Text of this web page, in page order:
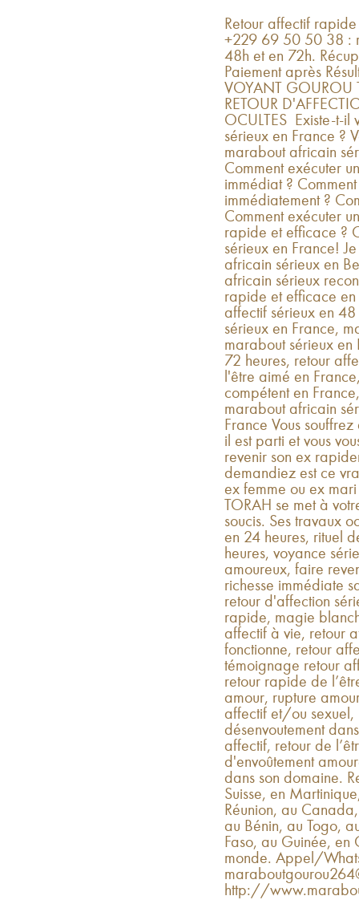
Retour affectif
+229 69 50 50 38 :
48h et en 72h.
Paiement après
VOYANT GOUROU
RETOUR
OCULTES Existe-t-il
sérieux en France ?
marabout africain
Comment exécuter
immédiat ?
immédiatement ?
Comment exécuter
rapide et efficace ?
sérieux en France!
africain sérieux en
africain sérieux
rapide et efficace
affectif sérieux en
sérieux en France,
marabout sérieux en
72 heures, retour
l'être aimé en
compétent en
marabout africain
France Vous
il est parti et vous
revenir son ex
demandiez est ce
ex femme ou ex
TORAH se met à
soucis. Ses travaux
en 24 heures, rituel
heures, voyance
amoureux, faire
richesse immédiate
retour d'affection
rapide, magie
affectif à vie, retour
fonctionne, retour
témoignage retour
retour rapide de
amour, rupture
affectif et/ou sexuel,
désenvoutement
affectif, retour de
d'envoûtement
dans son domaine.
Suisse, en
Réunion, au
au Bénin, au Togo,
Faso, au Guinée, en
monde. Appel/
http://